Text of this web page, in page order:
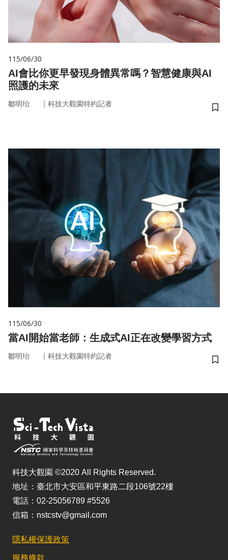
115/06/30
AI會比你更早發現身體異常嗎？智慧健康與AI
照護的未來
鄒明珆 ｜ 科技大觀園特約記者
儲
115/06/30
當AI開始當老師：生成式AI正在改變學習方式
鄒明珆 ｜ 科技大觀園特約記者
儲
科技大觀園 ©2020 All Rights Reserved.
地址：臺北市大安區和平東路二段106號22樓
電話：02-25056789 #5526
信箱：nstcstv@gmail.com
隱私權保護政策
服務條款